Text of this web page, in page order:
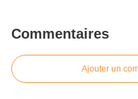
Commentaires
Ajouter un